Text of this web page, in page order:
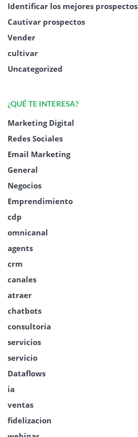
Identificar los mejores prospectos
Cautivar prospectos
Vender
cultivar
Uncategorized
¿QUÉ TE INTERESA?
Marketing Digital
Redes Sociales
Email Marketing
General
Negocios
Emprendimiento
cdp
omnicanal
agents
crm
canales
atraer
chatbots
consultoria
servicios
servicio
Dataflows
ia
ventas
fidelizacion